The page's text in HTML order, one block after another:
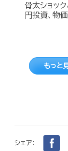
骨太ショッ
円投資、物
もっと
シェア：